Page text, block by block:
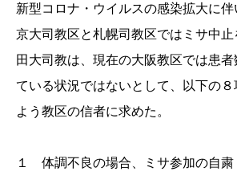
新型コロナ・ウイルスの感染拡大に
京大司教区と札幌司教区ではミサ中
田大司教は、現在の大阪教区では患者
ている状況ではないとして、以下の
よう教区の信者に求めた。
１ 体調不良の場合、ミサ参加の自粛